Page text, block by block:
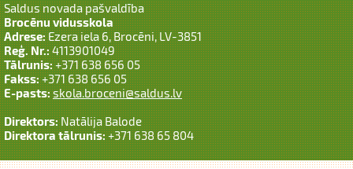
Saldus novada pašvaldība
Brocēnu vidusskola
Adrese:Ezera iela 6, Brocēni, LV-3851
Reģ. Nr.:4113901049
Tālrunis:+371 638 656 05
Fakss:+371 638 656 05
E-pasts:skola.broceni@saldus.lv
Direktors:Natālija Balode
Direktora tālrunis:+371 638 65 804